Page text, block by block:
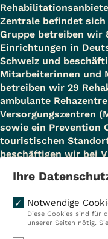
Zentrale befindet sich
Gruppe betreiben wir
Einrichtungen in
Schweiz und
Mitarbeiterinnen und
betreiben wir 29
ambulante
Versorgungszentren
sowie ein Prevention
touristischen
beschäftigen wir bei
Kliniken
Ihre
Notwendige
Diese Cookies sind für
unserer Seiten nötig.